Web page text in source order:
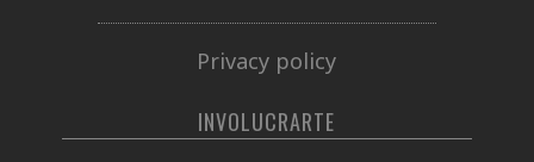
Privacy policy
INVOLUCRARTE